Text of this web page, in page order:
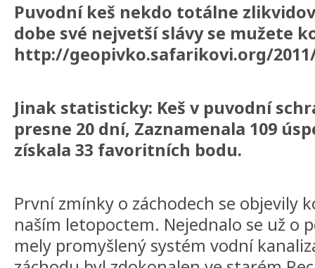
Puvodní keš nekdo totálne
dobe své nejvetší slávy se mužete
http://geopivko.safarikovi.org/
Jinak statisticky: Keš v puvodní
presne 20 dní, Zaznamenala 109
získala 33 favoritních bodu.
První zmínky o záchodech se objevily
naším letopoctem. Nejednalo se už o
mely promyšlený systém vodní